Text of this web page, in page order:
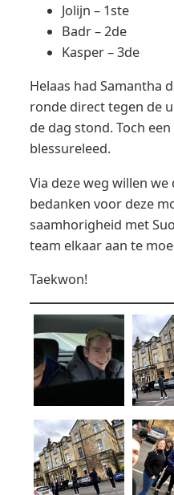
Jolijn – 1ste
Badr – 2de
Kasper – 3de
Helaas had Samantha
ronde direct tegen de
de dag stond. Toch
blessureleed.
Via deze weg willen we
bedanken voor deze
saamhorigheid met
team elkaar aan te
Taekwon!